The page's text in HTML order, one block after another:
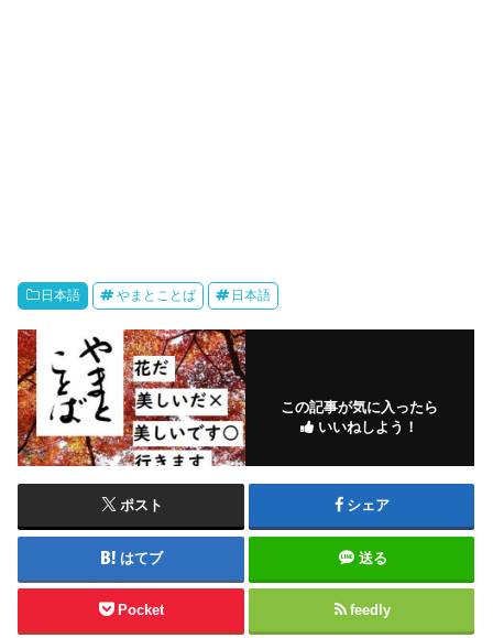
日本語 やまとことば 日本語
この記事が気に入ったら
いいねしよう！
ポスト シェア
はてブ 送る
Pocket feedly